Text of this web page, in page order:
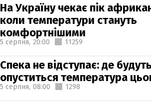
На Україну чекає пік
коли температури стануть
комфортнішими
5 серпня, 20:00 11259
Спека не відступає: де
опуститься температура
5 серпня, 08:00 1298